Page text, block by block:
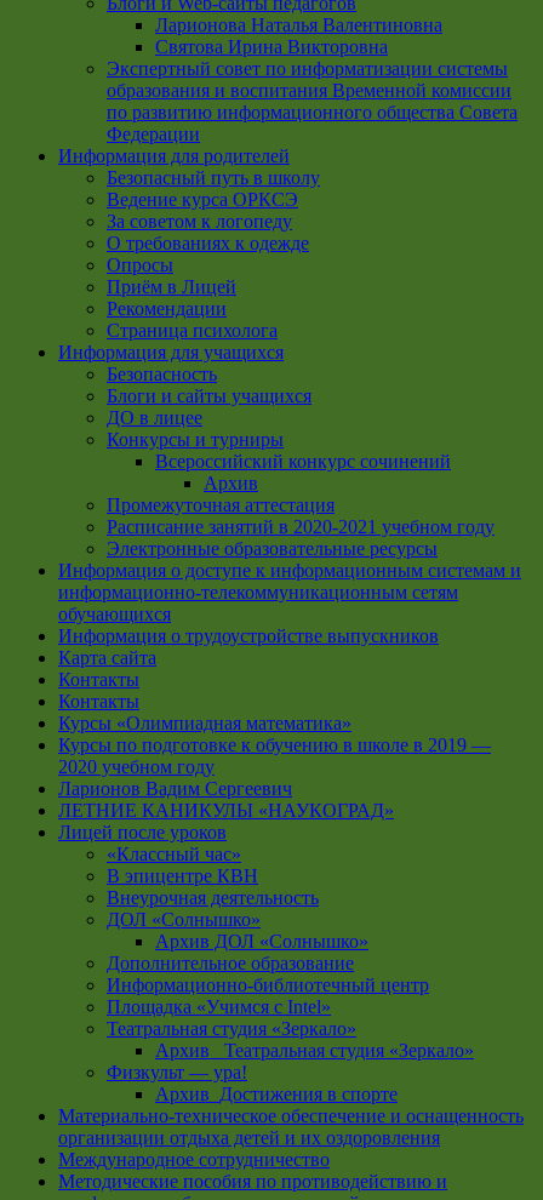
Ларионова Наталья Валентиновна
Святова Ирина Викторовна
Экспертный совет по информатизации системы
образования и воспитания Временной комиссии
по развитию информационного общества Совета
Федерации
Информация для родителей
Безопасный путь в школу
Ведение курса ОРКСЭ
За советом к логопеду
О требованиях к одежде
Опросы
Приём в Лицей
Рекомендации
Страница психолога
Информация для учащихся
Безопасность
Блоги и сайты учащихся
ДО в лицее
Конкурсы и турниры
Всероссийский конкурс сочинений
Архив
Промежуточная аттестация
Расписание занятий в 2020-2021 учебном году
Электронные образовательные ресурсы
Информация о доступе к информационным системам и
информационно-телекоммуникационным сетям
обучающихся
Информация о трудоустройстве выпускников
Карта сайта
Контакты
Контакты
Курсы «Олимпиадная математика»
Курсы по подготовке к обучению в школе в 2019 —
2020 учебном году
Ларионов Вадим Сергеевич
ЛЕТНИЕ КАНИКУЛЫ «НАУКОГРАД»
Лицей после уроков
«Классный час»
В эпицентре КВН
Внеурочная деятельность
ДОЛ «Солнышко»
Архив ДОЛ «Солнышко»
Дополнительное образование
Информационно-библиотечный центр
Площадка «Учимся с Intel»
Театральная студия «Зеркало»
Архив _Театральная студия «Зеркало»
Физкульт — ура!
Архив_Достижения в спорте
Материально-техническое обеспечение и оснащенность
организации отдыха детей и их оздоровления
Международное сотрудничество
Методические пособия по противодействию и